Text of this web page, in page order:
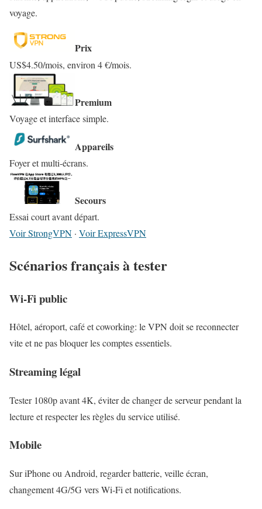
voyage.
Prix
US$4.50/mois, environ 4 €/mois.
Premium
Voyage et interface simple.
Appareils
Foyer et multi-écrans.
Secours
Essai court avant départ.
Voir StrongVPN · Voir ExpressVPN
Scénarios français à tester
Wi‑Fi public
Hôtel, aéroport, café et coworking: le VPN doit se reconnecter
vite et ne pas bloquer les comptes essentiels.
Streaming légal
Tester 1080p avant 4K, éviter de changer de serveur pendant la
lecture et respecter les règles du service utilisé.
Mobile
Sur iPhone ou Android, regarder batterie, veille écran,
changement 4G/5G vers Wi‑Fi et notifications.